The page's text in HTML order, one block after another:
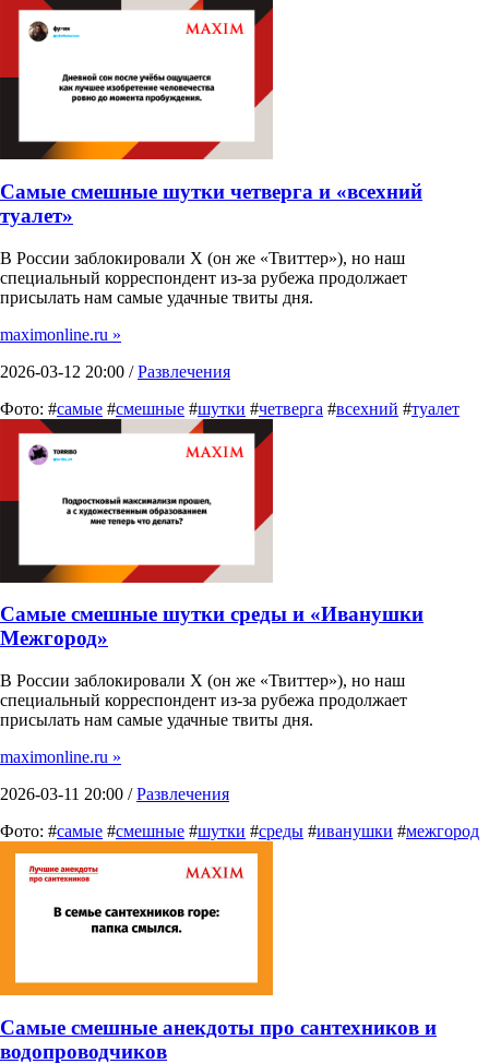
Самые смешные шутки четверга и «всехний
туалет»
В России заблокировали X (он же «Твиттер»), но наш
специальный корреспондент из-за рубежа продолжает
присылать нам самые удачные твиты дня.
maximonline.ru »
2026-03-12 20:00 /Развлечения
Фото: #самые #смешные #шутки #четверга #всехний #туалет
Самые смешные шутки среды и «Иванушки
Межгород»
В России заблокировали X (он же «Твиттер»), но наш
специальный корреспондент из-за рубежа продолжает
присылать нам самые удачные твиты дня.
maximonline.ru »
2026-03-11 20:00 /Развлечения
Фото: #самые #смешные #шутки #среды #иванушки #межгород
Самые смешные анекдоты про сантехников и
водопроводчиков